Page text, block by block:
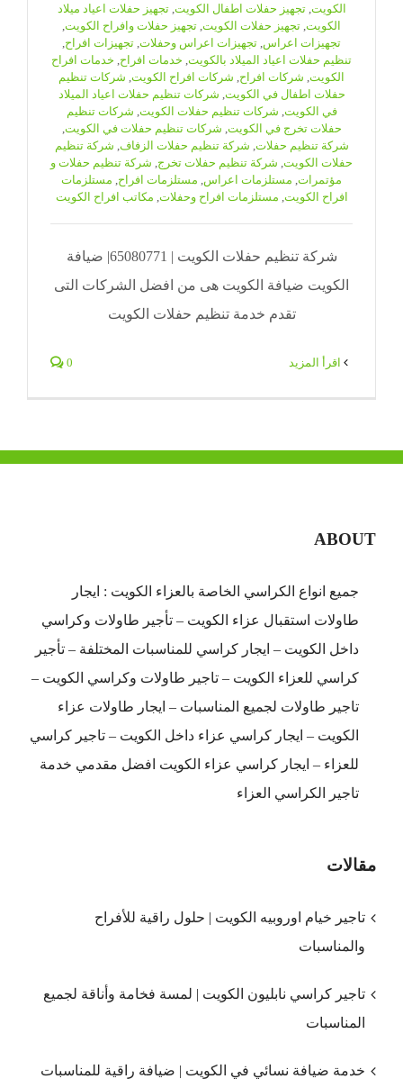
الكويت ,تجهيز حفلات اطفال الكويت ,تجهيز حفلات اعياد ميلاد
الكويت تجهيز حفلات الكويت تجهيز حفلات وافراح الكويت
تجهيزات اعراس تجهيزات اعراس وحفلات تجهيزات افراح
تنظيم حفلات اعياد الميلاد بالكويت خدمات افراح خدمات افراح
الكويت شركات افراح شركات افراح الكويت شركات تنظيم
حفلات اطفال في الكويت شركات تنظيم حفلات اعياد الميلاد
في الكويت شركات تنظيم حفلات الكويت شركات تنظيم
حفلات تخرج في الكويت شركات تنظيم حفلات في الكويت
شركة تنظيم حفلات شركة تنظيم حفلات الزفاف شركة تنظيم
حفلات الكويت شركة تنظيم حفلات تخرج شركة تنظيم حفلات و
مؤتمرات مستلزمات اعراس مستلزمات افراح مستلزمات
افراح الكويت مستلزمات افراح وحفلات مكاتب افراح الكويت
شركة تنظيم حفلات الكويت | 65080771| ضيافة
الكويت ضيافة الكويت هى من افضل الشركات التى
تقدم خدمة تنظيم حفلات الكويت
0
ABOUT
جميع انواع الكراسي الخاصة بالعزاء الكويت : ايجار
طاولات استقبال عزاء الكويت – تأجير طاولات وكراسي
داخل الكويت – ايجار كراسي للمناسبات المختلفة – تأجير
كراسي للعزاء الكويت – تاجير طاولات وكراسي الكويت –
تاجير طاولات لجميع المناسبات – ايجار طاولات عزاء
الكويت – ايجار كراسي عزاء داخل الكويت – تاجير كراسي
للعزاء – ايجار كراسي عزاء الكويت افضل مقدمي خدمة
تاجير الكراسي العزاء
مقالات
تاجير خيام اوروبيه الكويت | حلول راقية للأفراح
والمناسبات
تاجير كراسي نابليون الكويت | لمسة فخامة وأناقة لجميع
المناسبات
خدمة ضيافة نسائي في الكويت | ضيافة راقية للمناسبات